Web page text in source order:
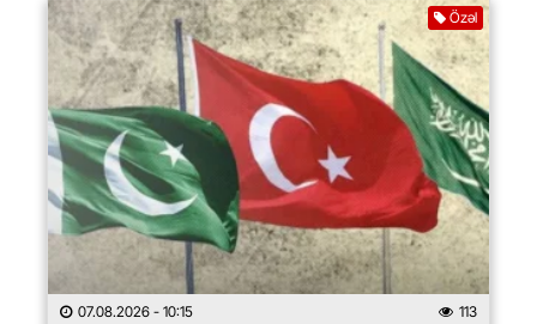
Özəl
07.08.2026 - 10:15 113